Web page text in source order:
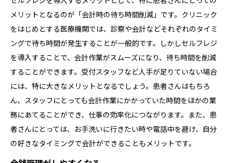
メリットとなるのが「会計時の待ち時間削減」です。クリニック
をはじめとする医療機関では、診察や会計などそれぞれのタイミ
ングで待ち時間が発生することが一般的です。しかしセルフレジ
を導入することで、会計作業がスムーズになり、待ち時間を削減
することができます。受付スタッフなど人手が足りていない場合
には、特に大きなメリットとなるでしょう。患者さんはもちろ
ん、スタッフにとっても会計作業にかかっていた時間をほかの業
務にあてることができ、仕事の効率化につながります。また、患
者さんにとっては、お手洗いに行きたい時や電話中を避け、自分
の好きなタイミングで会計ができることもメリットです。